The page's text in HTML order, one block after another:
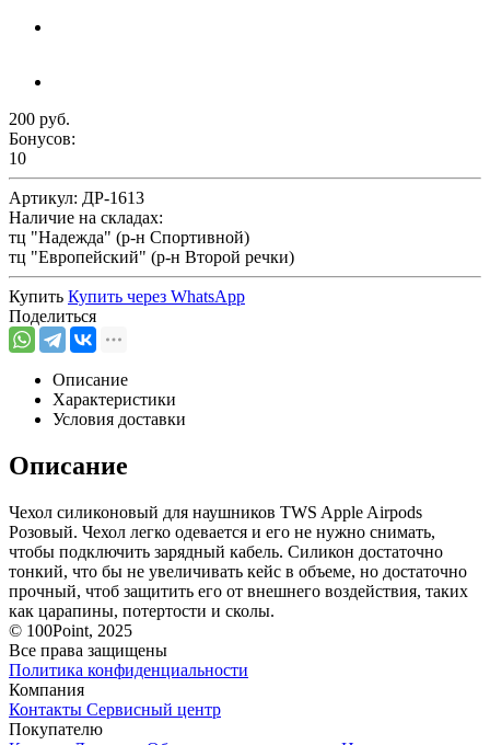
200 руб.
Бонусов:
10
Артикул: ДР-1613
Наличие на складах:
тц "Надежда" (р-н Спортивной)
тц "Европейский" (р-н Второй речки)
Купить Купить через WhatsApp
Поделиться
Описание
Характеристики
Условия доставки
Описание
Чехол силиконовый для наушников TWS Apple Airpods
Розовый. Чехол легко одевается и его не нужно снимать,
чтобы подключить зарядный кабель. Силикон достаточно
тонкий, что бы не увеличивать кейс в объеме, но достаточно
прочный, чтоб защитить его от внешнего воздействия, таких
как царапины, потертости и сколы.
© 100Point, 2025
Все права защищены
Политика конфиденциальности
Компания
Контакты Сервисный центр
Покупателю